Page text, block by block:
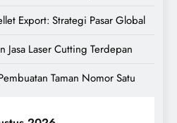
Export: Strategi Pasar Global
Jasa Laser Cutting Terdepan
Taman Nomor Satu